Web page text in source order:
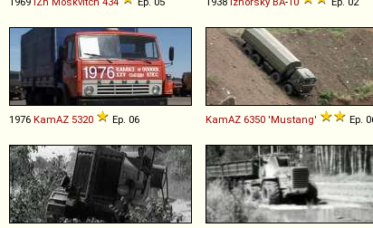
1976 KamAZ 5320 Ep. 06 KamAZ 6350 'Mustang' Ep.